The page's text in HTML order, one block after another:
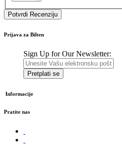
Potvrdi Recenziju
Prijava za Bilten
Sign Up for Our Newsletter:
Pretplati se
Informacije
Pratite nas